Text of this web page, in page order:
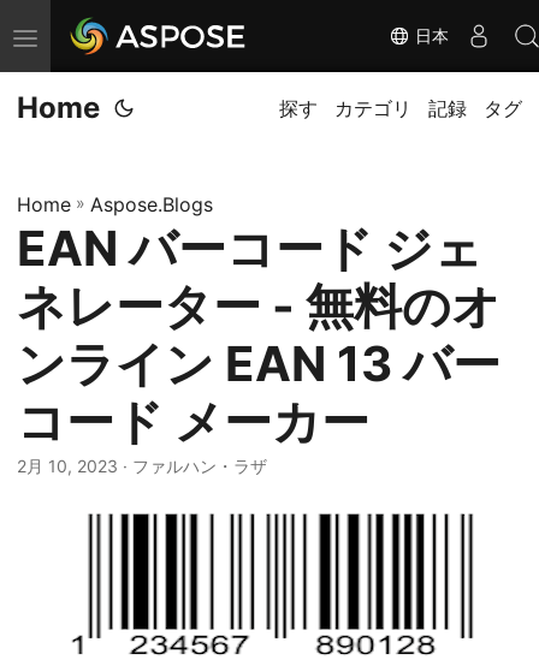
ナ
ビ
ゲ
ョ
ン
切
替
日本
Home 探す カテゴリ 記録 タグ
Home » Aspose.Blogs
EAN バーコード ジェ
ネレーター - 無料のオ
ンライン EAN 13 バー
コード メーカー
2月 10, 2023 · ファルハン・ラザ